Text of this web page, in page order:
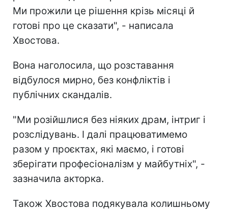
Ми прожили це рішення крізь місяці й
готові про це сказати", - написала
Хвостова.
Вона наголосила, що розставання
відбулося мирно, без конфліктів і
публічних скандалів.
"Ми розійшлися без ніяких драм, інтриг і
розслідувань. І далі працюватимемо
разом у проєктах, які маємо, і готові
зберігати професіоналізм у майбутніх", -
зазначила акторка.
Також Хвостова подякувала колишньому